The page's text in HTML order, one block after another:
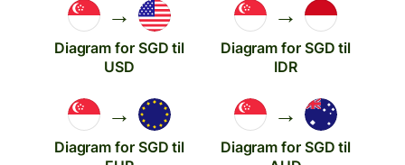
→
Diagram for SGD til
USD
→
Diagram for SGD til
IDR
→
Diagram for SGD til
→
Diagram for SGD til